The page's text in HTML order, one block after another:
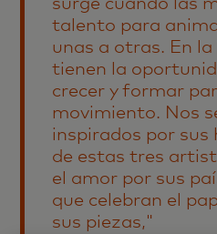
talento para
unas a otras. En
tienen la
crecer y formar
movimiento. Nos
inspirados por sus
de estas tres
el amor por sus
que celebran el
sus piezas,"